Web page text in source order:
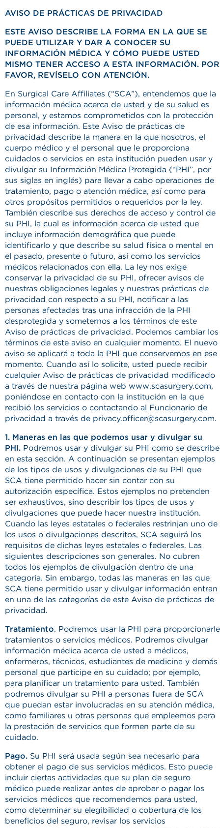
AVISO DE PRÁCTICAS DE PRIVACIDAD
ESTE AVISO DESCRIBE LA FORMA EN LA QUE SE
PUEDE UTILIZAR Y DAR A CONOCER SU
INFORMACIÓN MÉDICA Y CÓMO PUEDE USTED
MISMO TENER ACCESO A ESTA INFORMACIÓN. POR
FAVOR, REVÍSELO CON ATENCIÓN.
En Surgical Care Affiliates (“SCA”), entendemos que la
información médica acerca de usted y de su salud es
personal, y estamos comprometidos con la protección
de esa información. Este Aviso de prácticas de
privacidad describe la manera en la que nosotros, el
cuerpo médico y el personal que le proporciona
cuidados o servicios en esta institución pueden usar y
divulgar su Información Médica Protegida (“PHI”, por
sus siglas en inglés) para llevar a cabo operaciones de
tratamiento, pago o atención médica, así como para
otros propósitos permitidos o requeridos por la ley.
También describe sus derechos de acceso y control de
su PHI, la cual es información acerca de usted que
incluye información demográfica que puede
identificarlo y que describe su salud física o mental en
el pasado, presente o futuro, así como los servicios
médicos relacionados con ella. La ley nos exige
conservar la privacidad de su PHI, ofrecer avisos de
nuestras obligaciones legales y nuestras prácticas de
privacidad con respecto a su PHI, notificar a las
personas afectadas tras una infracción de la PHI
desprotegida y someternos a los términos de este
Aviso de prácticas de privacidad. Podemos cambiar los
términos de este aviso en cualquier momento. El nuevo
aviso se aplicará a toda la PHI que conservemos en ese
momento. Cuando así lo solicite, usted puede recibir
cualquier Aviso de prácticas de privacidad modificado
a través de nuestra página web www.scasurgery.com,
poniéndose en contacto con la institución en la que
recibió los servicios o contactando al Funcionario de
privacidad a través de privacy.officer@scasurgery.com.
1. Maneras en las que podemos usar y divulgar su
PHI. Podremos usar y divulgar su PHI como se describe
en esta sección. A continuación se presentan ejemplos
de los tipos de usos y divulgaciones de su PHI que
SCA tiene permitido hacer sin contar con su
autorización específica. Estos ejemplos no pretenden
ser exhaustivos, sino describir los tipos de usos y
divulgaciones que puede hacer nuestra institución.
Cuando las leyes estatales o federales restrinjan uno de
los usos o divulgaciones descritos, SCA seguirá los
requisitos de dichas leyes estatales o federales. Las
siguientes descripciones son generales. No cubren
todos los ejemplos de divulgación dentro de una
categoría. Sin embargo, todas las maneras en las que
SCA tiene permitido usar y divulgar información entran
en una de las categorías de este Aviso de prácticas de
privacidad.
Tratamiento. Podremos usar la PHI para proporcionarle
tratamientos o servicios médicos. Podremos divulgar
información médica acerca de usted a médicos,
enfermeros, técnicos, estudiantes de medicina y demás
personal que participe en su cuidado; por ejemplo,
para planificar un tratamiento para usted. También
podremos divulgar su PHI a personas fuera de SCA
que puedan estar involucradas en su atención médica,
como familiares u otras personas que empleemos para
la prestación de servicios que formen parte de su
cuidado.
Pago. Su PHI será usada según sea necesario para
obtener el pago de sus servicios médicos. Esto puede
incluir ciertas actividades que su plan de seguro
médico puede realizar antes de aprobar o pagar los
servicios médicos que recomendemos para usted,
como determinar su elegibilidad o cobertura de los
beneficios del seguro, revisar los servicios